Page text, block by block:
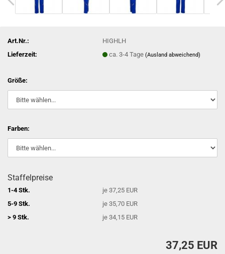
Art.Nr.:
HIGHLH
Lieferzeit:
ca. 3-4 Tage(Ausland abweichend)
Größe:
Farben:
Staffelpreise
1-4 Stk.
je 37,25 EUR
5-9 Stk.
je 35,70 EUR
> 9 Stk.
je 34,15 EUR
37,25 EUR